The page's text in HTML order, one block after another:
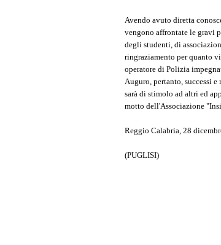
Avendo avuto diretta
vengono affrontate le gravi
degli studenti, di
ringraziamento per quanto
operatore di Polizia
Auguro, pertanto, successi
sarà di stimolo ad altri ed
motto dell'Associazione
Reggio Calabria, 28
(PUGLISI)